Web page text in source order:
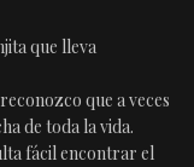
que lleva
que a veces
de toda la vida.
fácil encontrar el